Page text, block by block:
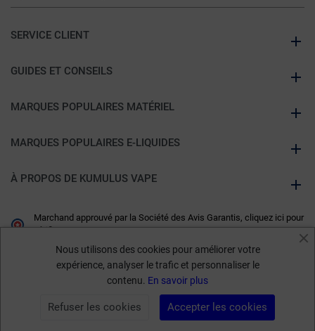
SERVICE CLIENT
GUIDES ET CONSEILS
MARQUES POPULAIRES MATÉRIEL
MARQUES POPULAIRES E-LIQUIDES
À PROPOS DE KUMULUS VAPE
Marchand approuvé par la Société des Avis Garantis, cliquez ici pour
vérifier.
Nous utilisons des cookies pour améliorer votre
expérience, analyser le trafic et personnaliser le
contenu. En savoir plus
Accepter les cookies
Refuser les cookies